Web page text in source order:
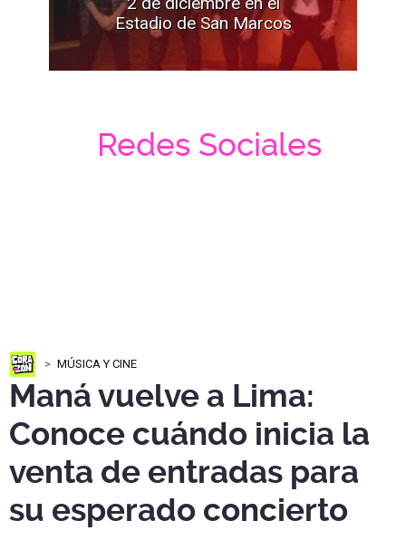
Estadio de San Marcos
Redes Sociales
MÚSICA Y CINE
Maná vuelve a Lima:
Conoce cuándo inicia la
venta de entradas para
su esperado concierto